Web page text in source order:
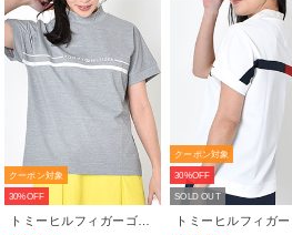
クーポン対象
30%OFF
クーポン対象
30%OFF
SOLD OUT